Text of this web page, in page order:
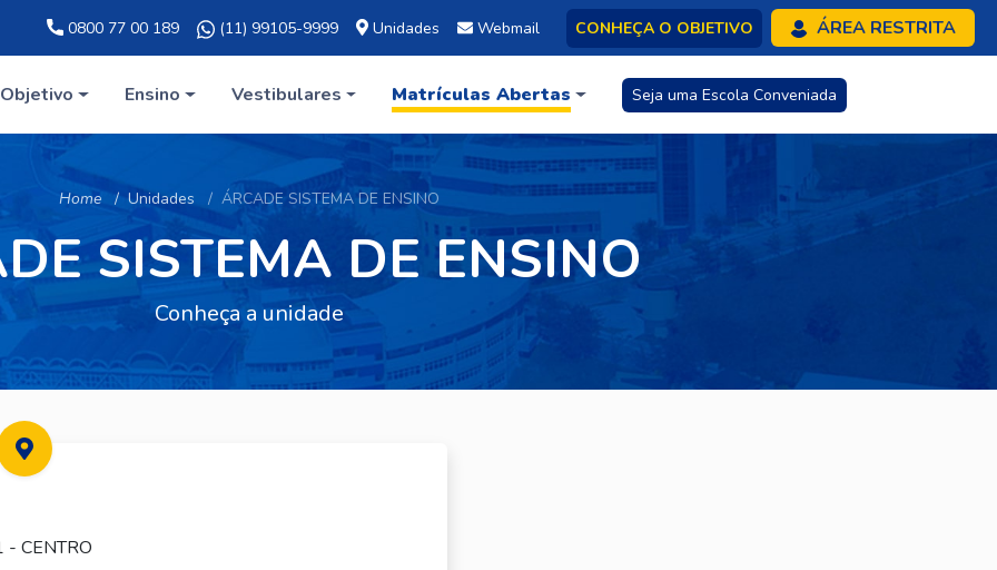
0800 77 00 189 (11) 99105-9999 Unidades Webmail CONHEÇA O OBJETIVO ÁREA RESTRITA
Objetivo Ensino Vestibulares Matrículas Abertas Seja uma Escola Conveniada
Home Unidades ÁRCADE SISTEMA DE ENSINO
SISTEMA DE ENSINO
Conheça a unidade
- CENTRO